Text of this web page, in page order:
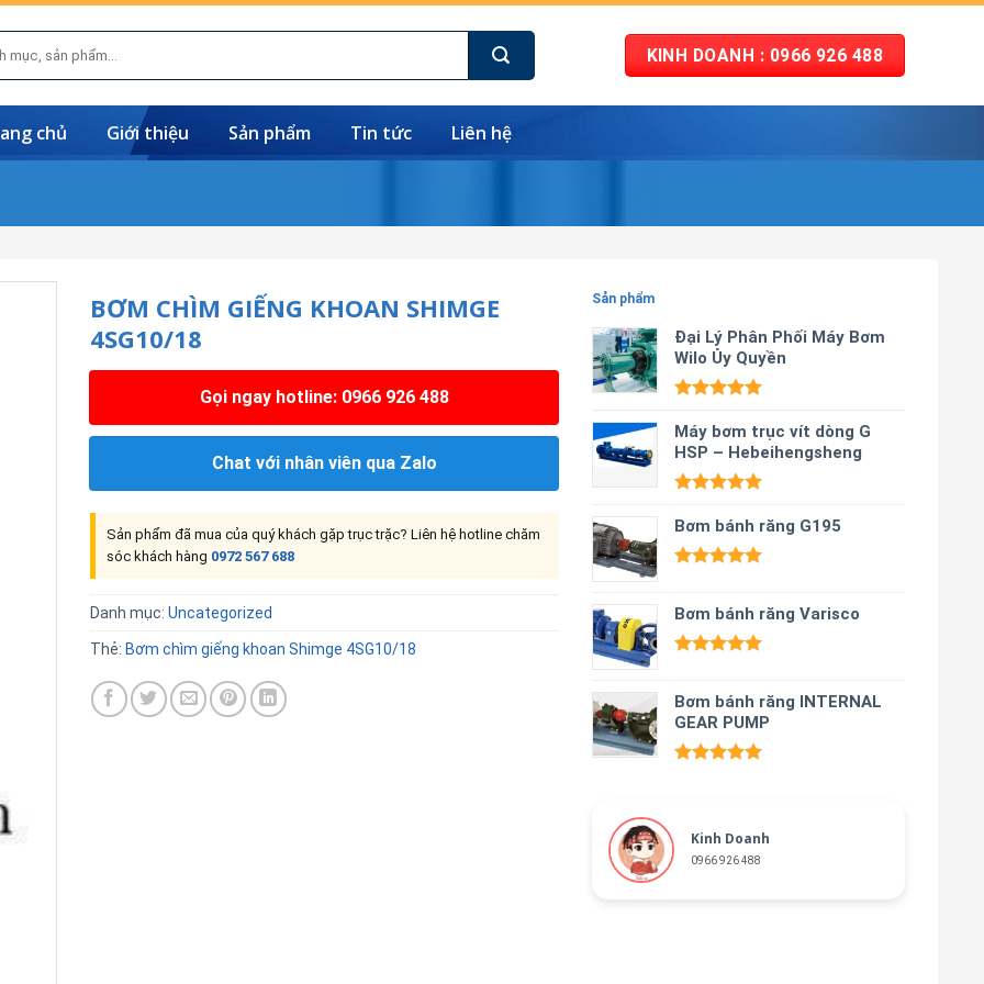
KINH DOANH : 0966 926 488
chủ Giới thiệu Sản phẩm Tin tức Liên hệ
Sản phẩm
Đại Lý Phân Phối Máy Bơm
Wilo Ủy Quyền
hạng5.00
5 sao
Máy bơm trục vít dòng G
HSP – Hebeihengsheng
hạng5.00
5 sao
Bơm bánh răng G195
5 sao
Bơm bánh răng Varisco
5 sao
Bơm bánh răng INTERNAL
GEAR PUMP
Kinh Doanh
0966 926 488
BƠM CHÌM GIẾNG KHOAN SHIMGE
4SG10/18
Gọi ngay hotline: 0966 926 488
Chat với nhân viên qua Zalo
Sản phẩm đã mua của quý khách gặp trục trặc? Liên hệ hotline chăm
sóc khách hàng 0972 567 688
Danh mục: Uncategorized
Thẻ: Bơm chìm giếng khoan Shimge 4SG10/18